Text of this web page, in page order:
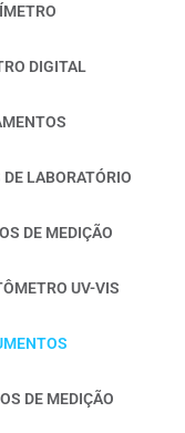
DIGITAL
LABORATÓRIO
DE MEDIÇÃO
UV-VIS
DE MEDIÇÃO